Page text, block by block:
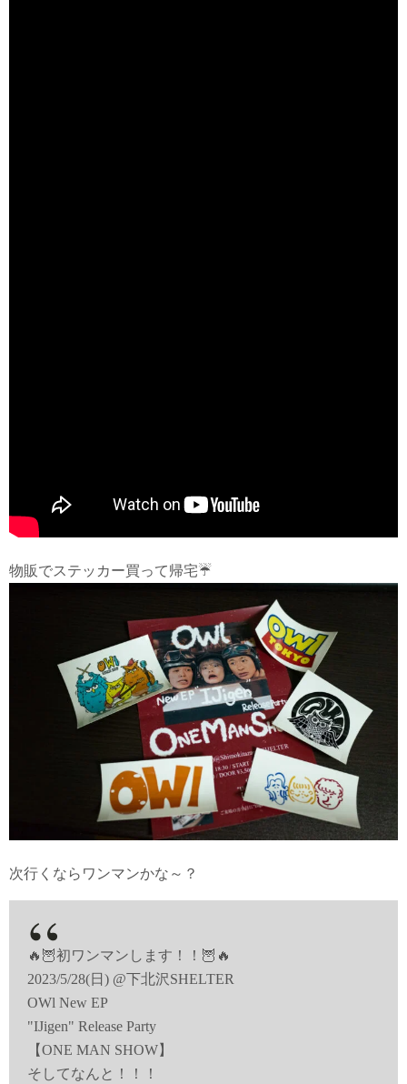
物販でステッカー買って帰宅☔
次行くならワンマンかな～？
🔥🦉初ワンマンします！！🦉🔥
2023/5/28(日) @下北沢SHELTER
OWl New EP
"IJigen" Release Party
【ONE MAN SHOW】
そしてなんと！！！